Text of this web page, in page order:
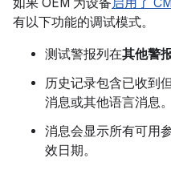
有以下功能的调试模式。
测试警报列在其他警
历史记录包含已收到
消息或其他语言消息。
消息会显示所有可用
效日期。